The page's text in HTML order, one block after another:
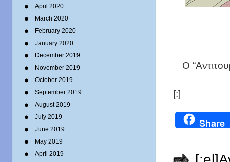
April 2020
March 2020
February 2020
January 2020
December 2019
November 2019
October 2019
September 2019
August 2019
July 2019
June 2019
May 2019
April 2019
O
[:]
Share